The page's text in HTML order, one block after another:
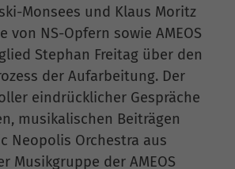
Monsees und Klaus Moritz
von NS-Opfern sowie AMEOS
Stephan Freitag über den
der Aufarbeitung. Der
eindrücklicher Gespräche
musikalischen Beiträgen
Neopolis Orchestra aus
Musikgruppe der AMEOS